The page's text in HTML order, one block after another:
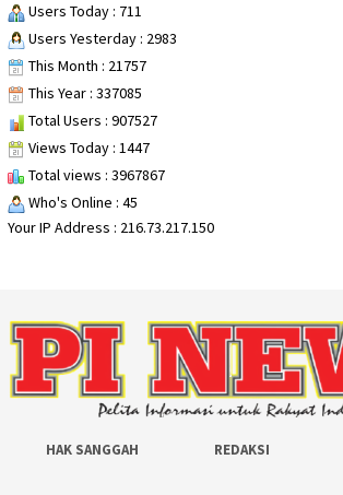
Users Today : 711
Users Yesterday : 2983
This Month : 21757
This Year : 337085
Total Users : 907527
Views Today : 1447
Total views : 3967867
Who's Online : 45
Your IP Address : 216.73.217.150
HAK SANGGAH REDAKSI